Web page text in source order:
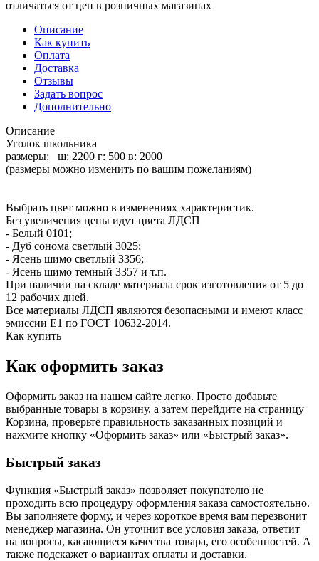
отличаться от цен в розничных магазинах
Описание
Как купить
Оплата
Доставка
Отзывы
Задать вопрос
Дополнительно
Описание
Уголок школьника
размеры: ш: 2200 г: 500 в: 2000
(размеры можно изменить по вашим пожеланиям)
Выбрать цвет можно в изменениях характеристик.
Без увеличения цены идут цвета ЛДСП
- Белый 0101;
- Дуб сонома светлый 3025;
- Ясень шимо светлый 3356;
- Ясень шимо темный 3357 и т.п.
При наличии на складе материала срок изготовления от 5 до
12 рабочих дней.
Все материалы ЛДСП являются безопасными и имеют класс
эмиссии Е1 по ГОСТ 10632-2014.
Как купить
Как оформить заказ
Оформить заказ на нашем сайте легко. Просто добавьте
выбранные товары в корзину, а затем перейдите на страницу
Корзина, проверьте правильность заказанных позиций и
нажмите кнопку «Оформить заказ» или «Быстрый заказ».
Быстрый заказ
Функция «Быстрый заказ» позволяет покупателю не
проходить всю процедуру оформления заказа самостоятельно.
Вы заполняете форму, и через короткое время вам перезвонит
менеджер магазина. Он уточнит все условия заказа, ответит
на вопросы, касающиеся качества товара, его особенностей. А
также подскажет о вариантах оплаты и доставки.